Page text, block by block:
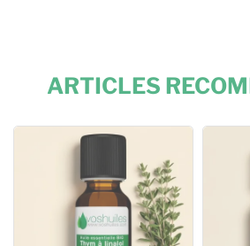
ARTICLES